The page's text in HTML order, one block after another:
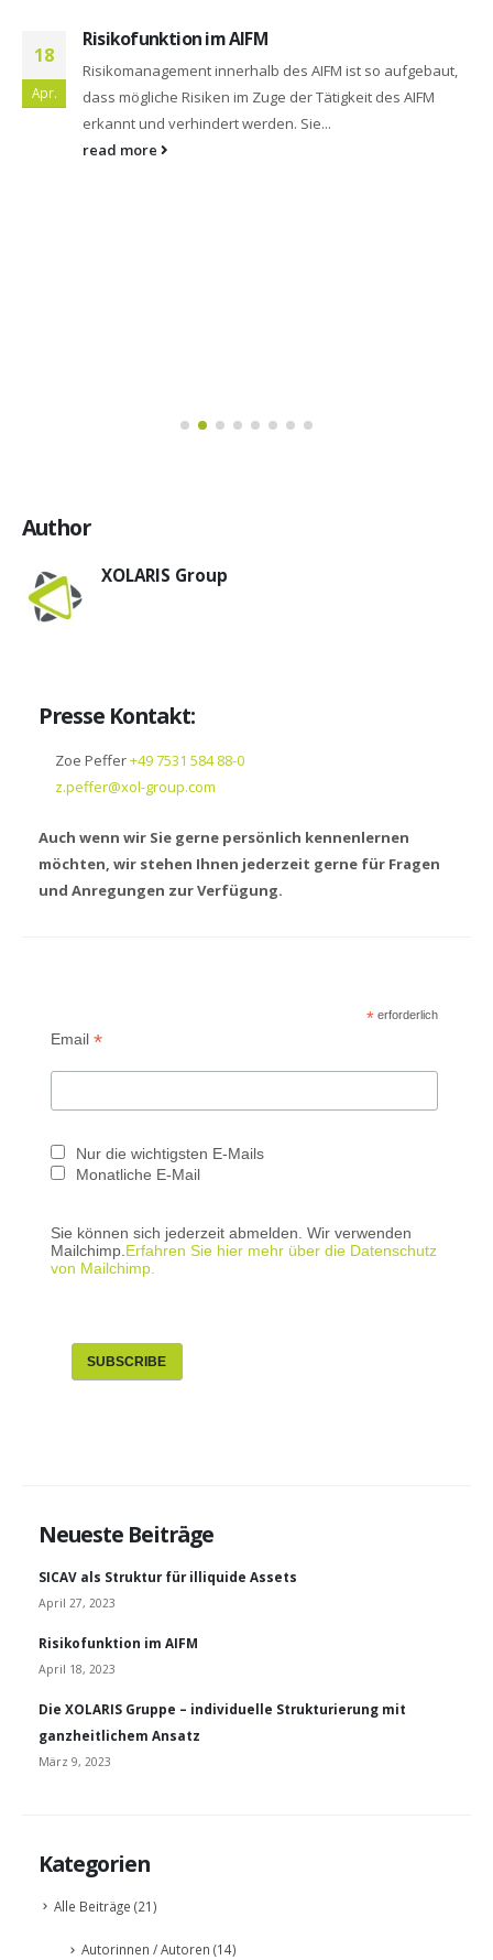
18
Apr.
Risikofunktion im AIFM
Risikomanagement innerhalb des AIFM ist so aufgebaut,
dass mögliche Risiken im Zuge der Tätigkeit des AIFM
erkannt und verhindert werden. Sie...
read more
Author
XOLARIS Group
Presse Kontakt:
Zoe Peffer+49 7531 584 88-0
z.peffer@xol-group.com
Auch wenn wir Sie gerne persönlich kennenlernen
möchten, wir stehen Ihnen jederzeit gerne für Fragen
und Anregungen zur Verfügung.
* erforderlich
Email*
Nur die wichtigsten E-Mails
Monatliche E-Mail
Sie können sich jederzeit abmelden. Wir verwenden
Mailchimp.Erfahren Sie hier mehr über die Datenschutz
von Mailchimp.
Neueste Beiträge
SICAV als Struktur für illiquide Assets
April 27, 2023
Risikofunktion im AIFM
April 18, 2023
Die XOLARIS Gruppe – individuelle Strukturierung mit
ganzheitlichem Ansatz
März 9, 2023
Kategorien
Alle Beiträge (21)
Autorinnen / Autoren (14)